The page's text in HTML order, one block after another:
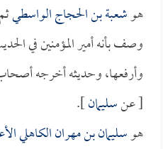
هوشعبة بن الحجاج الواسطي
وصف بأنه أمير المؤمنين في
وأرفعها، وحديثه أخرجه
[ عنسليمان].
هوسليمان بن مهران الكاهلي